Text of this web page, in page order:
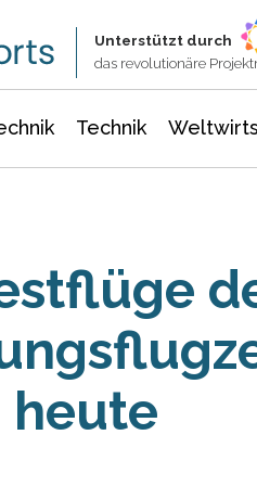
Unterstützt durch
das revolutionäre
Technik